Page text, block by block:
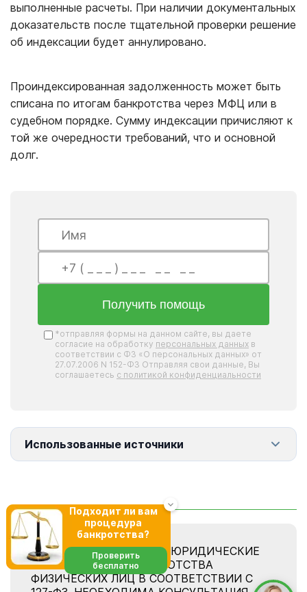
выполненные расчеты. При наличии документальных
доказательств после тщательной проверки решение
об индексации будет аннулировано.
Проиндексированная задолженность может быть
списана по итогам банкротства через МФЦ или в
судебном порядке. Сумму индексации причисляют к
той же очередности требований, что и основной
долг.
Получить помощь
*отправляя формы на данном сайте, вы даете
согласие на обработку персональных данных в
соответствии с ФЗ «О персональных данных» от
27.07.2006 N 152-ФЗ Отправляя свои данные, Вы
соглашаетесь с политикой конфиденциальности
Использованные источники
ООО «ФЦБ» ОКАЗЫВАЕТ ЮРИДИЧЕСКИЕ
УСЛУГИ В СФЕРЕ БАНКРОТСТВА
ФИЗИЧЕСКИХ ЛИЦ В СООТВЕТСТВИИ С
Подходит ли вам
процедура
банкротства?
Проверить
бесплатно